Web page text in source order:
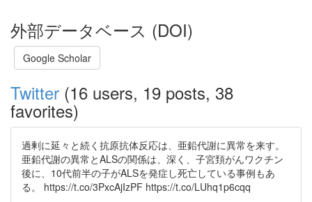
外部データベース (DOI)
Google Scholar
Twitter (16 users, 19 posts, 38
favorites)
過剰に延々と続く抗原抗体反応は、亜鉛代謝に異常を来す。
亜鉛代謝の異常とALSの関係は、深く、子宮頚がんワクチン
後に、10代前半の子がALSを発症し死亡している事例もあ
る。 https://t.co/3PxcAjIzPF https://t.co/LUhq1p6cqq